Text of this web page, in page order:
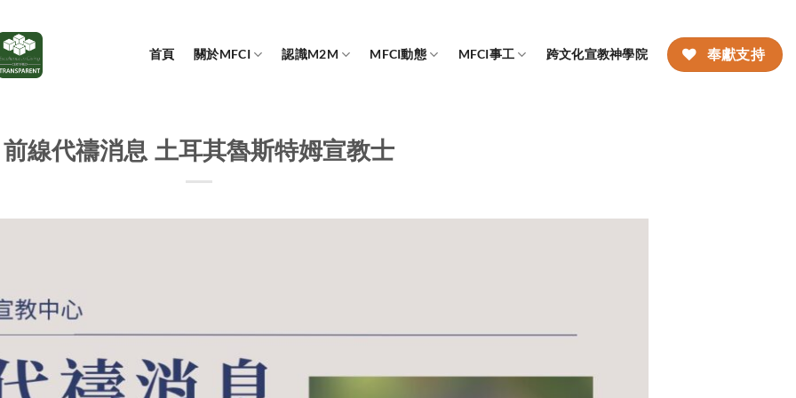
首頁 關於MFCI 認識M2M MFCI動態 MFCI事工 跨文化宣教神學院 奉獻支持
前線代禱消息 土耳其魯斯特姆宣教士